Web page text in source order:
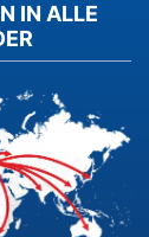
Siemens 840D sl)
von
IN ALLE